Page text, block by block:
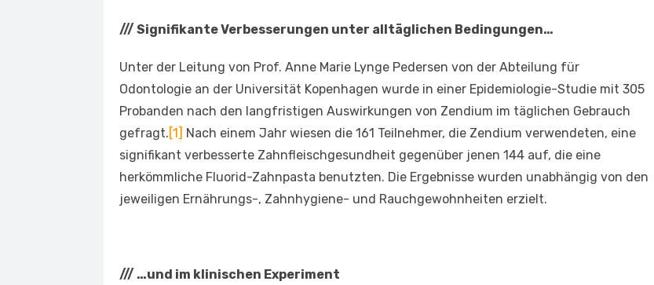
/// Signifikante Verbesserungen unter alltäglichen Bedingungen…
Unter der Leitung von Prof. Anne Marie Lynge Pedersen von der Abteilung für
Odontologie an der Universität Kopenhagen wurde in einer Epidemiologie-Studie mit 305
Probanden nach den langfristigen Auswirkungen von Zendium im täglichen Gebrauch
gefragt. [1]
Nach einem Jahr wiesen die 161 Teilnehmer, die Zendium verwendeten, eine
signifikant verbesserte Zahnfleischgesundheit gegenüber jenen 144 auf, die eine
herkömmliche Fluorid-Zahnpasta benutzten. Die Ergebnisse wurden unabhängig von den
jeweiligen Ernährungs-, Zahnhygiene- und Rauchgewohnheiten erzielt.
/// …und im klinischen Experiment